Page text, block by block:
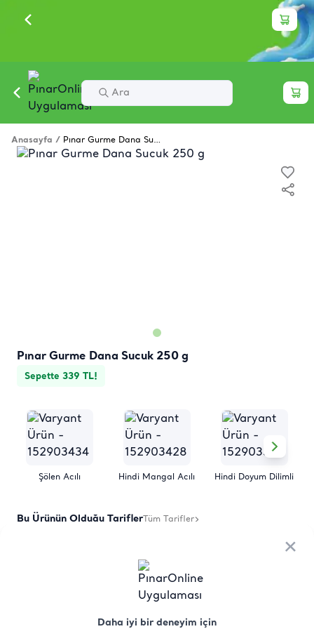
×
Daha iyi bir deneyim için
×
Daha iyi bir deneyim için
Anasayfa / Pınar Gurme Dana Sucuk 250 g
Pınar Gurme Dana Sucuk 250 g
Sepette 339 TL!
Şölen Acılı Hindi Mangal Acılı Hindi Doyum Dilimli
Bu Ürünün Olduğu TariflerTüm Tarifler
Besin Üretici Menşei